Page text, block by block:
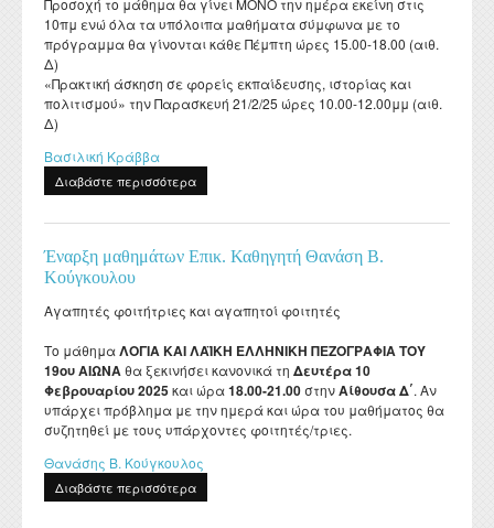
Διατελέσαντες Πρόεδροι
Ομότιμοι Καθηγητές
Διατελέσαντα μέλη ΔΕΠ
Επίτιμοι Καθηγητές
Επίτιμοι Διδάκτορες
Οδηγός σπουδών προπτυχιακού προγράμματος
Διάρκεια φοίτησης
Κατατακτήριες εξετάσεις
Τοπική Ιστορία, Πολιτισμός και Προστασία της
Αρχιτεκτονικής Κληρονομιάς: Διεπιστημονικές
Προσεγγίσεις και Ψηφιακές Εφαρμογές
Πολιτισμικές Σπουδές: Νέος Ελληνισμός και Βαλκάνια
Ωρολόγιο Πρόγραμμα
Πρόγραμμα Εξεταστικής
Σύμβουλος σπουδών
ΔΟΑΤΑΠ
Εργαστήριο Νεότερης και Σύγχρονης Ιστορίας
Εργαστήριο Βυζαντινών και Μεταβυζαντινών Ερευνών
Εργαστήριο Τεχνολογίας, Έρευνας και Εφαρμογών στην
Εκπαίδευση
Υγειονομική περίθαλψη
Δομή Συμβουλευτικής και Προσβασιμότητας
Σύλλογος αποφοίτων
Συνέδρια - Ημερίδες Τμήματος
Δραστηριότητες Τμήματος
Απολογισμοί πεπραγμένων του Τμήματος
Έντυπα
Κανονισμός Προπτυχιακού Προγράμματος Σπουδών
Κανονισμός ακαδημαϊκού συμβούλου σπουδών
Κανονισμός Προπτυχιακών Διπλωματικών Εργασιών
Κανονισμός Εκπόνησης Μεταδιδακτορικής Έρευνας
Ο θεσμός του "Ακροατή Πανεπιστημιακών Μαθημάτων"
Επικοινωνία
Προσοχή το μάθημα θα γίνει ΜΟΝΟ την ημέρα εκείνη στις
10πμ ενώ όλα τα υπόλοιπα μαθήματα σύμφωνα με το
πρόγραμμα θα γίνονται κάθε Πέμπτη ώρες 15.00-18.00 (αιθ.
Δ)
«Πρακτική άσκηση σε φορείς εκπαίδευσης, ιστορίας και
πολιτισμού» την Παρασκευή 21/2/25 ώρες 10.00-12.00μμ (αιθ.
Δ)
Βασιλική Κράββα
Διαβάστε περισσότερα
Έναρξη μαθημάτων Επικ. Καθηγητή Θανάση Β.
Κούγκουλου
Αγαπητές φοιτήτριες και αγαπητοί φοιτητές
Το μάθημαΛΟΓΙΑ ΚΑΙ ΛΑΪΚΗ ΕΛΛΗΝΙΚΗ ΠΕΖΟΓΡΑΦΙΑ ΤΟΥ
19ου ΑΙΩΝΑθα ξεκινήσει κανονικά τη Δευτέρα 10
Φεβρουαρίου 2025και ώρα18.00-21.00στηνΑίθουσα Δ΄. Αν
υπάρχει πρόβλημα με την ημερά και ώρα του μαθήματος θα
συζητηθεί με τους υπάρχοντες φοιτητές/τριες.
Θανάσης Β. Κούγκουλος
Διαβάστε περισσότερα